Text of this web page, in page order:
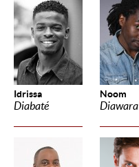
Idrissa
Diabaté
Noom
Diawara